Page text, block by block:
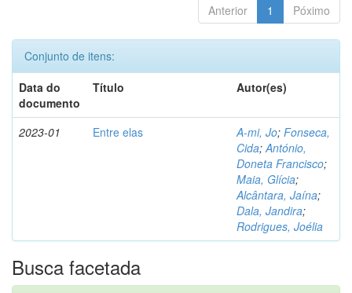
Anterior 1 Póximo
Conjunto de itens:
Data do
documento
Título Autor(es)
2023-01 Entre elas A-mi, Jo; Fonseca,
Cida;António,
Doneta Francisco;
Maia, Glícia;
Alcântara, Jaína;
Dala, Jandira;
Rodrigues, Joélia
Busca facetada